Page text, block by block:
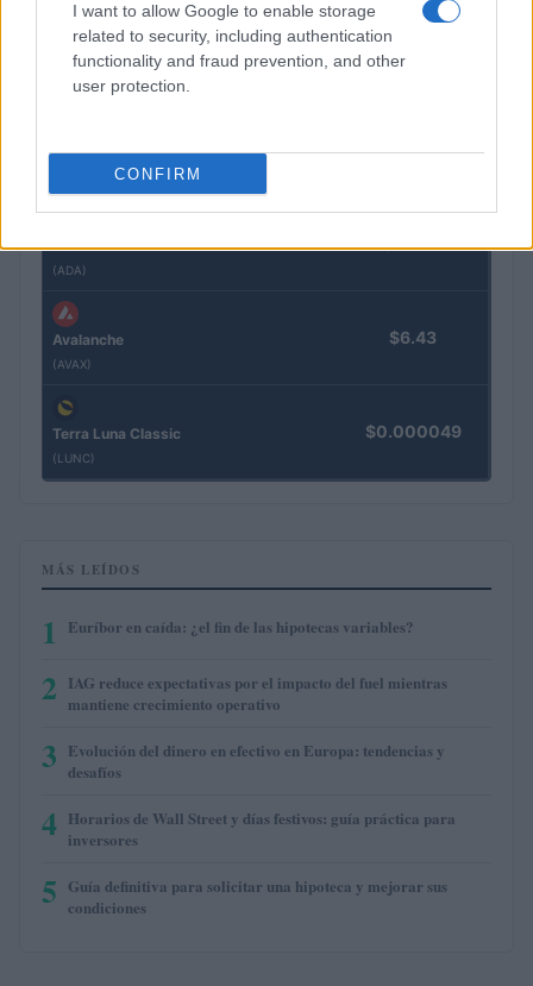
I want to allow Google to enable storage
related to security, including authentication
functionality and fraud prevention, and other
user protection.
CONFIRM
XRP
(XRP)
$1.02
Solana $73.65
Cardano
(ADA)
$0.202
Avalanche
(AVAX)
$6.43
Terra Luna Classic
(LUNC)
$0.000049
MÁS LEÍDOS
1 Euríbor en caída: ¿el fin de las hipotecas variables?
2 IAG reduce expectativas por el impacto del fuel mientras
mantiene crecimiento operativo
3 Evolución del dinero en efectivo en Europa: tendencias y
desafíos
4 Horarios de Wall Street y días festivos: guía práctica para
inversores
5 Guía definitiva para solicitar una hipoteca y mejorar sus
condiciones